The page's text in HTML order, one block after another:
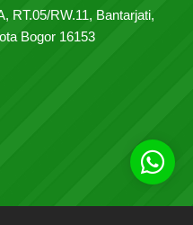
RT.05/RW.11, Bantarjati,
Bogor 16153